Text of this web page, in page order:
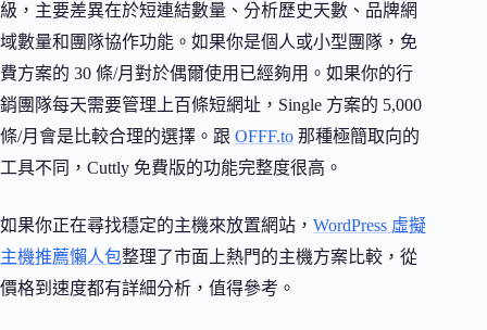
級，主要差異在於短連結數量、分析歷史天數、品牌網
域數量和團隊協作功能。如果你是個人或小型團隊，免
費方案的 30 條/月對於偶爾使用已經夠用。如果你的行
銷團隊每天需要管理上百條短網址，Single 方案的 5,000
條/月會是比較合理的選擇。跟 OFFF.to 那種極簡取向的
工具不同，Cuttly 免費版的功能完整度很高。
如果你正在尋找穩定的主機來放置網站， WordPress 虛擬
主機推薦懶人包整理了市面上熱門的主機方案比較，從
價格到速度都有詳細分析，值得參考。